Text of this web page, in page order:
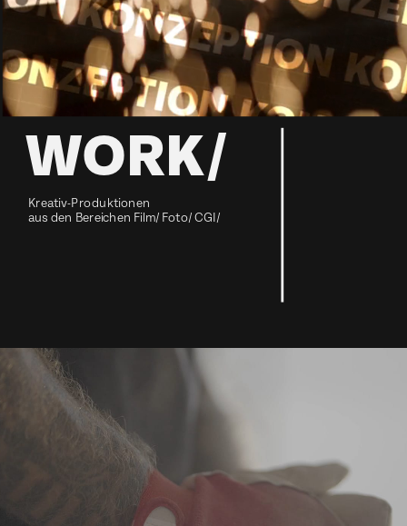
WORK/
Kreativ-Produktionen
aus den Bereichen Film/ Foto/ CGI/